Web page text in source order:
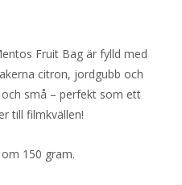
Fruit Bag är fylld med
citron, jordgubb och
små – perfekt som ett
till filmkvällen!
150 gram.